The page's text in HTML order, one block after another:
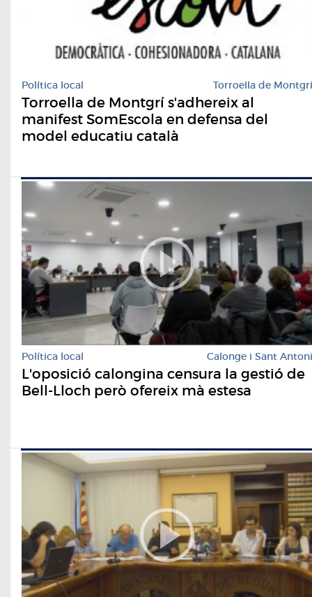
Política local Torroella de Montgrí
Torroella de Montgrí s'adhereix al
manifest SomEscola en defensa del
model educatiu català
Política local Calonge i Sant Antoni
L'oposició calongina censura la gestió de
Bell-Lloch però ofereix mà estesa